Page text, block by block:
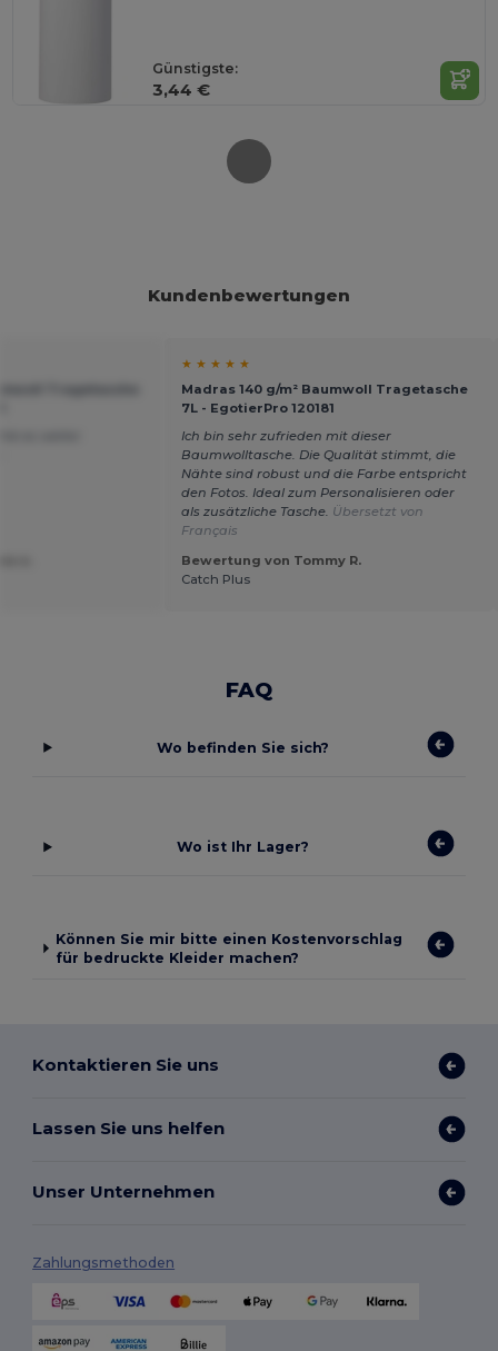
Günstigste:
3,44 €
Kundenbewertungen
★ ★ ★ ★ ★
Madras 140 g/m² Baumwoll Tragetasche
7L - EgotierPro 120181
Ich bin sehr zufrieden mit dieser
Baumwolltasche. Die Qualität stimmt, die
Nähte sind robust und die Farbe entspricht
den Fotos. Ideal zum Personalisieren oder
als zusätzliche Tasche. Übersetzt von
Français
Bewertung von Tommy R.
Catch Plus
FAQ
Wo befinden Sie sich?
Wo ist Ihr Lager?
Können Sie mir bitte einen Kostenvorschlag
für bedruckte Kleider machen?
Kontaktieren Sie uns
Lassen Sie uns helfen
Unser Unternehmen
Zahlungsmethoden